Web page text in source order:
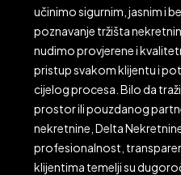
učinimo sigurnim, jasnim i
poznavanje tržišta
nudimo provjerene i
pristup svakom klijentu i
cijelog procesa. Bilo da
prostor ili pouzdanog
nekretnine, Delta
profesionalnost,
klijentima temelji su